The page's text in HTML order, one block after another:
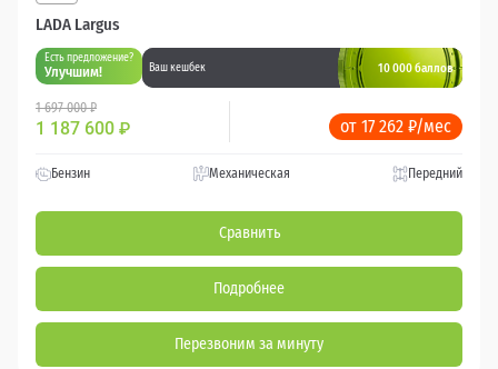
LADA Largus
Есть предложение?
Улучшим! Ваш кешбек 10 000 баллов
1 697 000 ₽
1 187 600 ₽ от 17 262 ₽/мес
Бензин Механическая Передний
Сравнить
Подробнее
Перезвоним за минуту